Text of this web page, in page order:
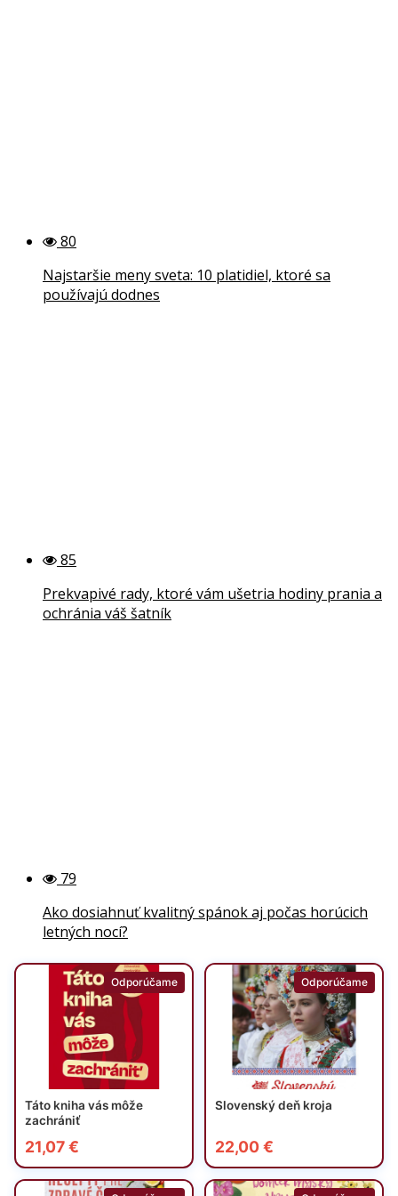
80
Najstaršie meny sveta: 10 platidiel, ktoré sa
používajú dodnes
85
Prekvapivé rady, ktoré vám ušetria hodiny prania a
ochránia váš šatník
79
Ako dosiahnuť kvalitný spánok aj počas horúcich
letných nocí?